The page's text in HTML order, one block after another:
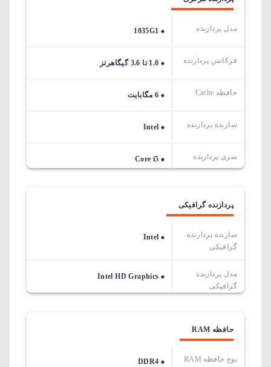
مدل پردازنده 1035G1
فرکانس پردازنده 1.0 تا 3.6 گیگاهرتز
حافظه Cache 6 مگابایت
سازنده پردازنده Intel
سری پردازنده Core i5
پردازنده گرافیکی
سازنده پردازنده
گرافیکی
Intel
مدل پردازنده
گرافیکی
Intel HD Graphics
حافظه RAM
نوع حافظه RAM DDR4